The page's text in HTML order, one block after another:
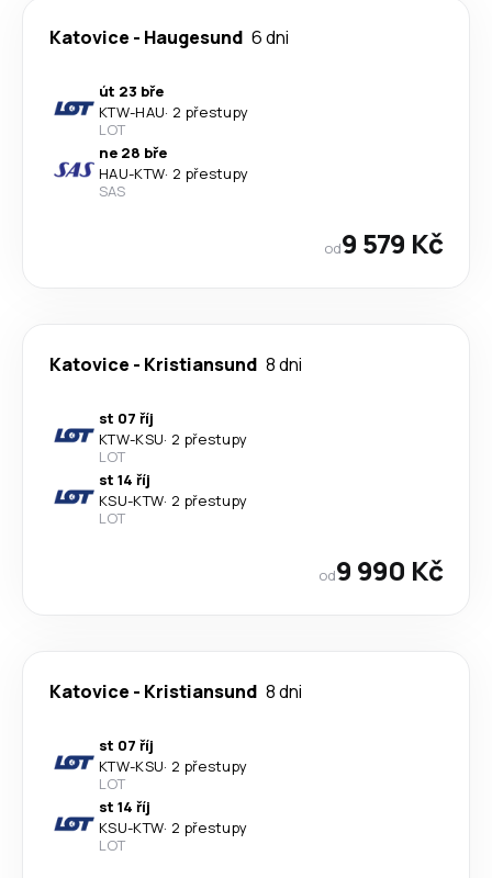
Katovice - Haugesund 6 dni
út 23 bře
KTW-HAU· 2 přestupy
LOT
ne 28 bře
HAU-KTW· 2 přestupy
SAS
od9 579 Kč
Katovice - Kristiansund 8 dni
st 07 říj
KTW-KSU· 2 přestupy
LOT
st 14 říj
KSU-KTW· 2 přestupy
LOT
od9 990 Kč
Katovice - Kristiansund 8 dni
st 07 říj
KTW-KSU· 2 přestupy
LOT
st 14 říj
KSU-KTW· 2 přestupy
LOT